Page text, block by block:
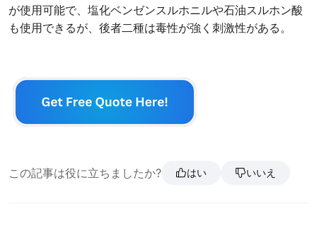
が使用可能で、塩化ベンゼンスルホニルや石油スルホン酸
も使用できるが、後者二種は毒性が強く刺激性がある。
この記事は役に立ちましたか? はい いいえ